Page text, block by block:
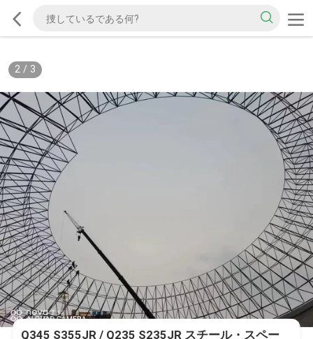
2/ 3
Q345 S355JR / Q235 S235JR スチール・スペー